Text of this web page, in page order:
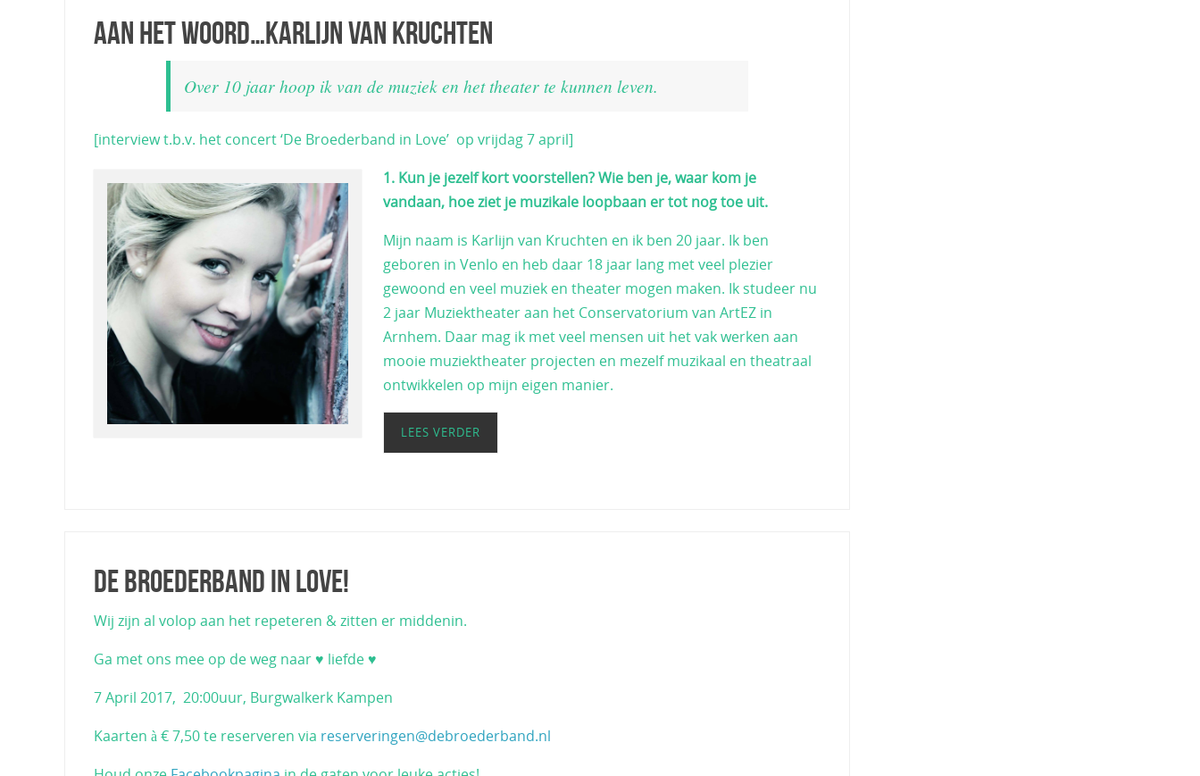
Aan het woord…Karlijn van Kruchten
Over 10 jaar hoop ik van de muziek en het theater te kunnen leven.
[interview t.b.v. het concert ‘De Broederband in Love’ op vrijdag 7 april]
1. Kun je jezelf kort voorstellen? Wie ben je, waar kom je
vandaan, hoe ziet je muzikale loopbaan er tot nog toe uit.
Mijn naam is Karlijn van Kruchten en ik ben 20 jaar. Ik ben
geboren in Venlo en heb daar 18 jaar lang met veel plezier
gewoond en veel muziek en theater mogen maken. Ik studeer nu
2 jaar Muziektheater aan het Conservatorium van ArtEZ in
Arnhem. Daar mag ik met veel mensen uit het vak werken aan
mooie muziektheater projecten en mezelf muzikaal en theatraal
ontwikkelen op mijn eigen manier.
LEES VERDER
De Broederband in Love!
Wij zijn al volop aan het repeteren & zitten er middenin.
Ga met ons mee op de weg naar ♥ liefde ♥
7 April 2017, 20:00uur, Burgwalkerk Kampen
Kaarten à € 7,50 te reserveren via reserveringen@debroederband.nl